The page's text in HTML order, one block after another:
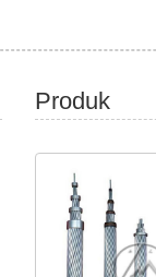
Produk